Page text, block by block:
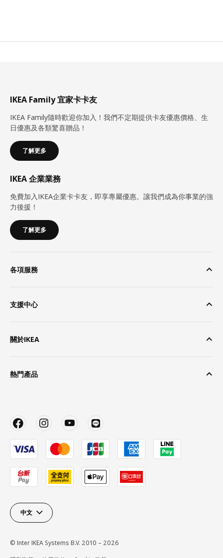
IKEA Family 宜家卡卡友
IKEA Family隨時歡迎你加入！我們不定期提供卡友優惠價格、生
日優惠及各類驚喜贈品！
了解更多
IKEA 企業業務
免費加入IKEA企業卡卡友，即享專屬優惠。讓我們成為你事業的強
力後援！
了解更多
各項服務
支援中心
關於IKEA
熱門產品
中文
© Inter IKEA Systems B.V. 2010 – 2026